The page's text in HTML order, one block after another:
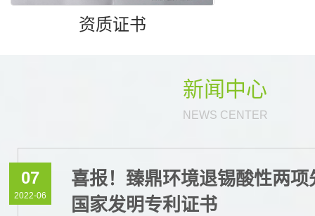
资质证书
新闻中心
NEWS CENTER
07
2022-06
喜报！臻鼎环境退锡酸性两
国家发明专利证书